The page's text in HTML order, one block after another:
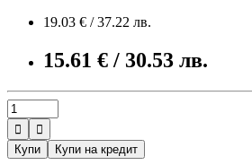
19.03 € / 37.22 лв.
15.61 € / 30.53 лв.


Купи
Купи на кредит